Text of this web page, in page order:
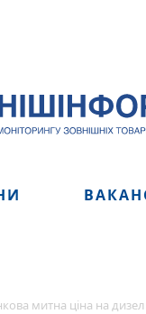
митна ціна на